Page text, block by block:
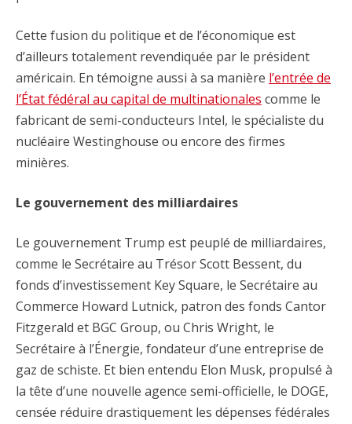
Cette fusion du politique et de l’économique est
d’ailleurs totalement revendiquée par le président
américain. En témoigne aussi à sa manière l’entrée de
l’État fédéral au capital de multinationales comme le
fabricant de semi-conducteurs Intel, le spécialiste du
nucléaire Westinghouse ou encore des firmes
minières.
Le gouvernement des milliardaires
Le gouvernement Trump est peuplé de milliardaires,
comme le Secrétaire au Trésor Scott Bessent, du
fonds d’investissement Key Square, le Secrétaire au
Commerce Howard Lutnick, patron des fonds Cantor
Fitzgerald et BGC Group, ou Chris Wright, le
Secrétaire à l’Énergie, fondateur d’une entreprise de
gaz de schiste. Et bien entendu Elon Musk, propulsé à
la tête d’une nouvelle agence semi-officielle, le DOGE,
censée réduire drastiquement les dépenses fédérales